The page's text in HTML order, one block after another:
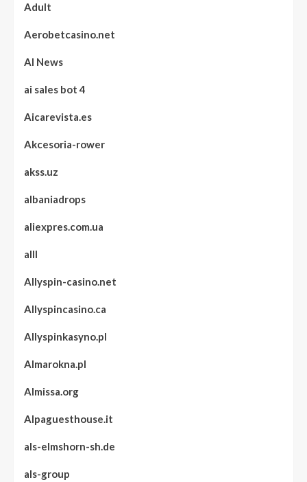
Adult
Aerobetcasino.net
AI News
ai sales bot 4
Aicarevista.es
Akcesoria-rower
akss.uz
albaniadrops
aliexpres.com.ua
alll
Allyspin-casino.net
Allyspincasino.ca
Allyspinkasyno.pl
Almarokna.pl
Almissa.org
Alpaguesthouse.it
als-elmshorn-sh.de
als-group